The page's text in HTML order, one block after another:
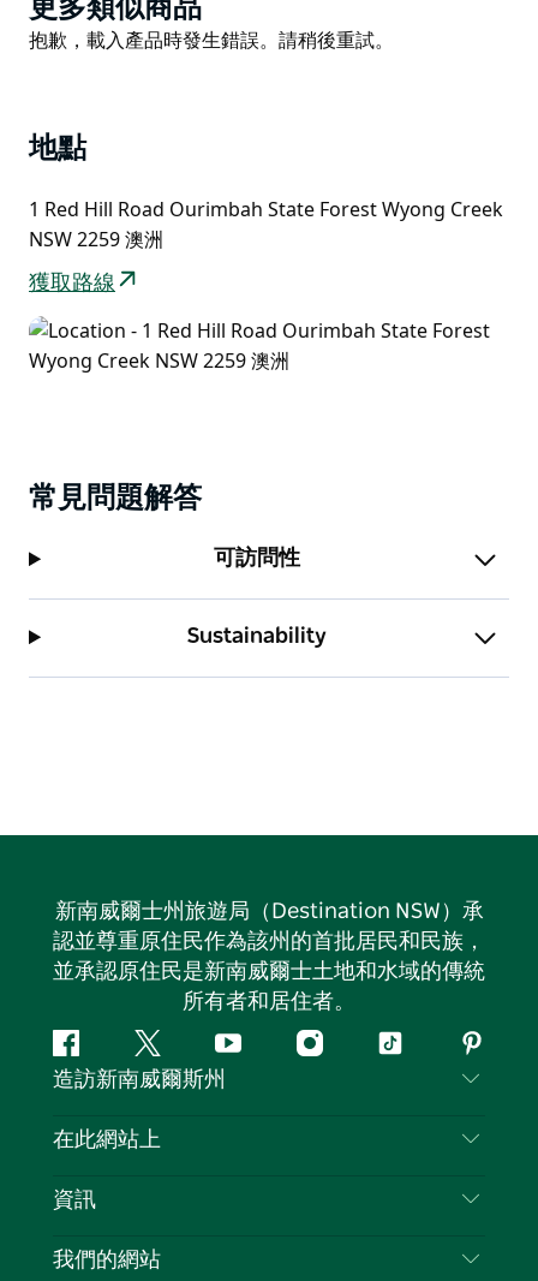
List
更多類似商品
Product
抱歉，載入產品時發生錯誤。請稍後重試。
地點
1 Red Hill Road Ourimbah State Forest Wyong Creek
NSW 2259 澳洲
獲取路線
常見問題解答
可訪問性
Sustainability
新南威爾士州旅遊局（Destination NSW）承
認並尊重原住民作為該州的首批居民和民族，
並承認原住民是新南威爾士土地和水域的傳統
所有者和居住者。
Facebook嘰
嘰
喳
Youtube Instagram
抖
造訪新南威爾斯州
聯絡我們
隱私
Cookie 通知
在此網站上
目的地
資訊
旅行資訊
我們的網站